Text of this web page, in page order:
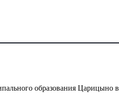
образования Царицыно в